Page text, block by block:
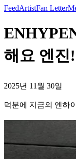
FeedArtistFan Letter
해요 엔
2025년 11월 30일
덕분에 지금의 엔하